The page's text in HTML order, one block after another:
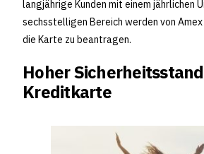
langjährige Kunden mit einem jährlichen
sechsstelligen Bereich werden von
die Karte zu beantragen.
Hoher
Kreditkarte